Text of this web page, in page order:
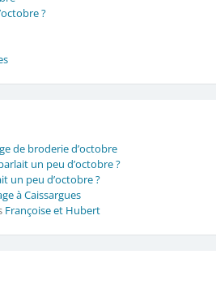
?
de broderie d’octobre
un peu d’octobre ?
un peu d’octobre ?
à Caissargues
Françoise et Hubert